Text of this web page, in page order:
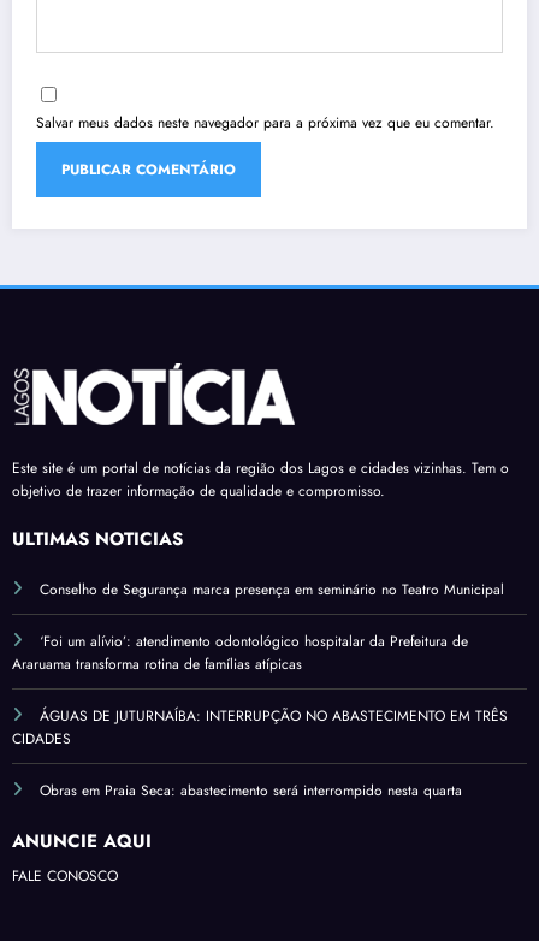
Salvar meus dados neste navegador para a próxima vez que eu comentar.
Este site é um portal de notícias da região dos Lagos e cidades vizinhas. Tem o
objetivo de trazer informação de qualidade e compromisso.
ÚLTIMAS NOTÍCIAS
Conselho de Segurança marca presença em seminário no Teatro Municipal
‘Foi um alívio’: atendimento odontológico hospitalar da Prefeitura de
Araruama transforma rotina de famílias atípicas
ÁGUAS DE JUTURNAÍBA: INTERRUPÇÃO NO ABASTECIMENTO EM TRÊS
CIDADES
Obras em Praia Seca: abastecimento será interrompido nesta quarta
ANUNCIE AQUI
FALE CONOSCO